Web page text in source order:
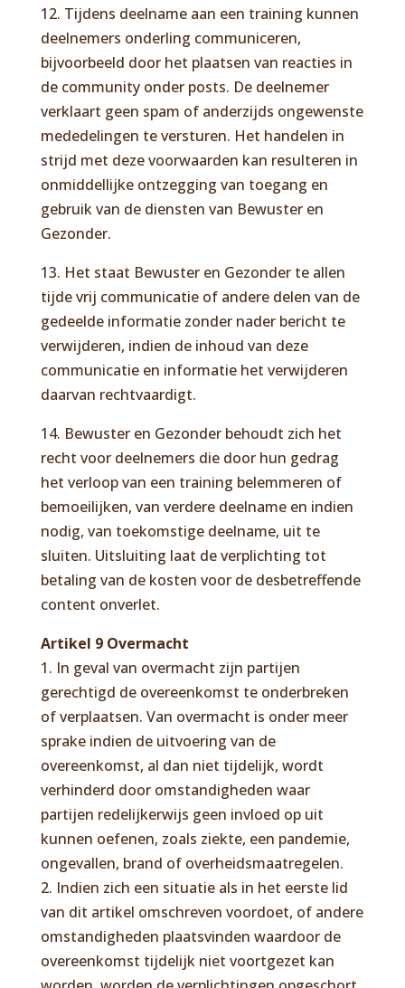
12. Tijdens deelname aan een training kunnen
deelnemers onderling communiceren,
bijvoorbeeld door het plaatsen van reacties in
de community onder posts. De deelnemer
verklaart geen spam of anderzijds ongewenste
mededelingen te versturen. Het handelen in
strijd met deze voorwaarden kan resulteren in
onmiddellijke ontzegging van toegang en
gebruik van de diensten van Bewuster en
Gezonder.
13. Het staat Bewuster en Gezonder te allen
tijde vrij communicatie of andere delen van de
gedeelde informatie zonder nader bericht te
verwijderen, indien de inhoud van deze
communicatie en informatie het verwijderen
daarvan rechtvaardigt.
14. Bewuster en Gezonder behoudt zich het
recht voor deelnemers die door hun gedrag
het verloop van een training belemmeren of
bemoeilijken, van verdere deelname en indien
nodig, van toekomstige deelname, uit te
sluiten. Uitsluiting laat de verplichting tot
betaling van de kosten voor de desbetreffende
content onverlet.
Artikel 9 Overmacht
1. In geval van overmacht zijn partijen
gerechtigd de overeenkomst te onderbreken
of verplaatsen. Van overmacht is onder meer
sprake indien de uitvoering van de
overeenkomst, al dan niet tijdelijk, wordt
verhinderd door omstandigheden waar
partijen redelijkerwijs geen invloed op uit
kunnen oefenen, zoals ziekte, een pandemie,
ongevallen, brand of overheidsmaatregelen.
2. Indien zich een situatie als in het eerste lid
van dit artikel omschreven voordoet, of andere
omstandigheden plaatsvinden waardoor de
overeenkomst tijdelijk niet voortgezet kan